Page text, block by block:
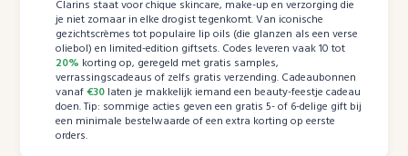
Clarins staat voor chique skincare, make-up en verzorging die
je niet zomaar in elke drogist tegenkomt. Van iconische
gezichtscrèmes tot populaire lip oils (die glanzen als een verse
oliebol) en limited-edition giftsets. Codes leveren vaak 10 tot
20% korting op, geregeld met gratis samples,
verrassingscadeaus of zelfs gratis verzending. Cadeaubonnen
vanaf€30 laten je makkelijk iemand een beauty-feestje cadeau
doen. Tip: sommige acties geven een gratis 5- of 6-delige gift bij
een minimale bestelwaarde of een extra korting op eerste
orders.